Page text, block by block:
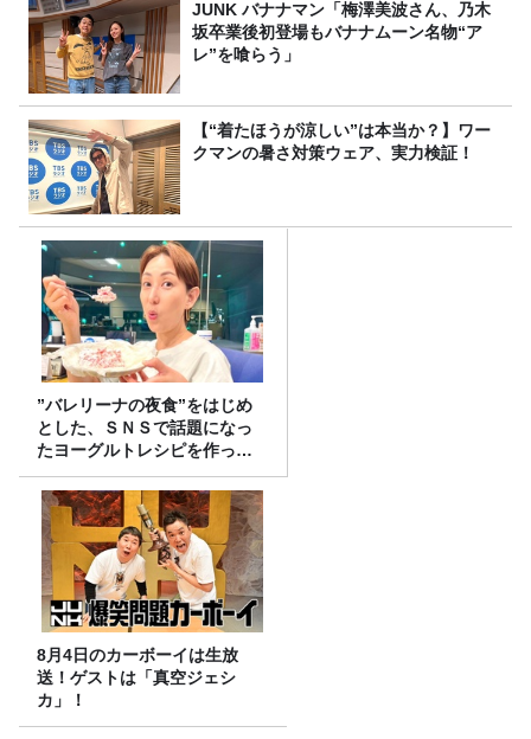
JUNK バナナマン「梅澤美波さん、乃木
坂卒業後初登場もバナナムーン名物“ア
レ”を喰らう」
【“着たほうが涼しい”は本当か？】ワー
クマンの暑さ対策ウェア、実力検証！
”バレリーナの夜食”をはじめ
とした、ＳＮＳで話題になっ
たヨーグルトレシピを作って
みた！
8月4日のカーボーイは生放
送！ゲストは「真空ジェシ
カ」！